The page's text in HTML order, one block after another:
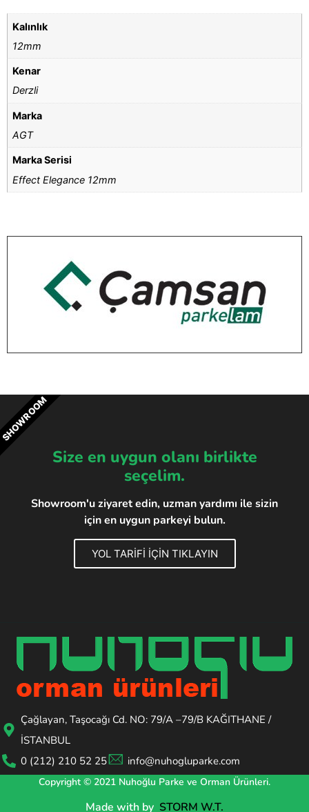
Kalınlık
12mm
Kenar
Derzli
Marka
AGT
Marka Serisi
Effect Elegance 12mm
Size en uygun olanı birlikte
seçelim.
Showroom'u ziyaret edin, uzman yardımı ile sizin
için en uygun parkeyi bulun.
YOL TARİFİ İÇİN TIKLAYIN
SHOWROOM
Çağlayan, Taşocağı Cd. NO: 79/A –79/B KAĞITHANE /
İSTANBUL
0 (212) 210 52 25
info@nuhogluparke.com
Made with by STORM W.T.
Copyright © 2021 Nuhoğlu Parke ve Orman Ürünleri.